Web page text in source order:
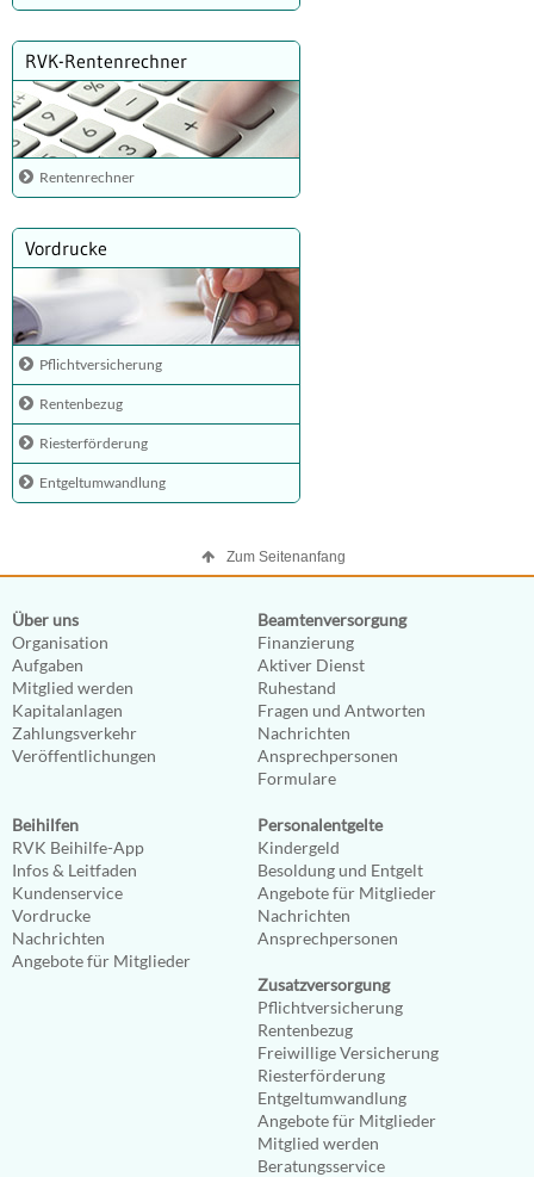
RVK-Rentenrechner
Rentenrechner
Vordrucke
Pflichtversicherung
Rentenbezug
Riesterförderung
Entgeltumwandlung
Zum Seitenanfang
Über uns
Organisation
Aufgaben
Mitglied werden
Kapitalanlagen
Zahlungsverkehr
Veröffentlichungen
Beamtenversorgung
Finanzierung
Aktiver Dienst
Ruhestand
Fragen und Antworten
Nachrichten
Ansprechpersonen
Formulare
Beihilfen
RVK Beihilfe-App
Infos & Leitfaden
Kundenservice
Vordrucke
Nachrichten
Angebote für Mitglieder
Personalentgelte
Kindergeld
Besoldung und Entgelt
Angebote für Mitglieder
Nachrichten
Ansprechpersonen
Zusatzversorgung
Pflichtversicherung
Rentenbezug
Freiwillige Versicherung
Riesterförderung
Entgeltumwandlung
Angebote für Mitglieder
Mitglied werden
Beratungsservice